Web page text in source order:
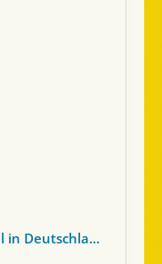
in die Ukraine